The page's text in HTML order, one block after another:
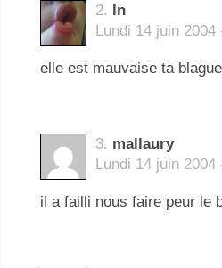
2. ln
Lundi 14 juin 2004
elle est mauvaise ta
3. mallaury
Lundi 14 juin 2004
il a failli nous faire peur le